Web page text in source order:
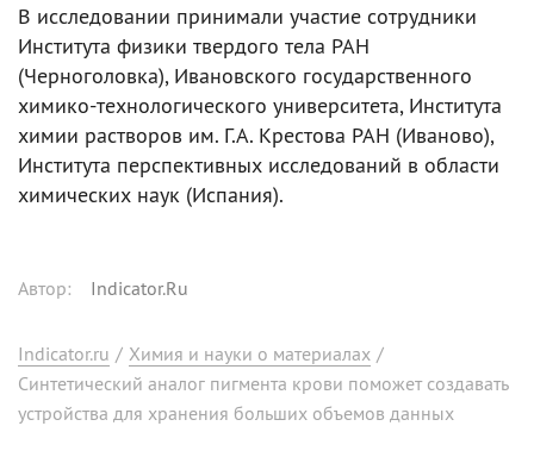
В исследовании принимали участие сотрудники
Института физики твердого тела РАН
(Черноголовка), Ивановского государственного
химико-технологического университета, Института
химии растворов им. Г.А. Крестова РАН (Иваново),
Института перспективных исследований в области
химических наук (Испания).
Автор: Indicator.Ru
Indicator.ru / Химия и науки о материалах /
Синтетический аналог пигмента крови поможет создавать
устройства для хранения больших объемов данных